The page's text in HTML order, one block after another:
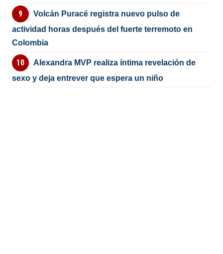
Volcán Puracé registra nuevo pulso de
actividad horas después del fuerte terremoto en
Colombia
Alexandra MVP realiza íntima revelación de
sexo y deja entrever que espera un niño